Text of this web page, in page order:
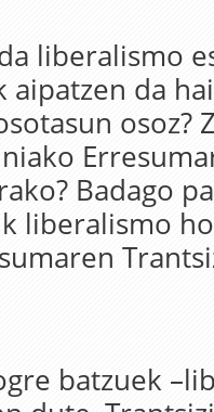
liberalismo
aipatzen da
osoz?
Badago
liberalismo
batzuek